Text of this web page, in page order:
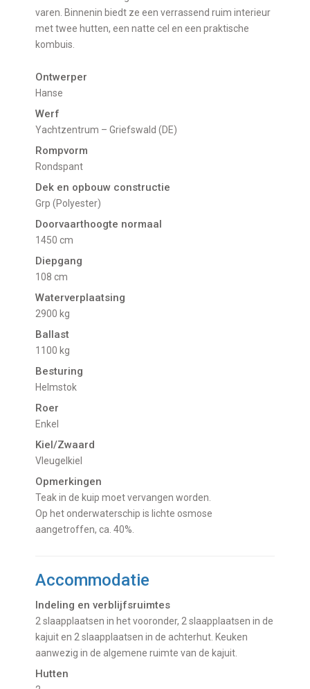
varen. Binnenin biedt ze een verrassend ruim interieur
met twee hutten, een natte cel en een praktische
kombuis.
Ontwerper
Hanse
Werf
Yachtzentrum – Griefswald (DE)
Rompvorm
Rondspant
Dek en opbouw constructie
Grp (Polyester)
Doorvaarthoogte normaal
1450 cm
Diepgang
108 cm
Waterverplaatsing
2900 kg
Ballast
1100 kg
Besturing
Helmstok
Roer
Enkel
Kiel/Zwaard
Vleugelkiel
Opmerkingen
Teak in de kuip moet vervangen worden.
Op het onderwaterschip is lichte osmose
aangetroffen, ca. 40%.
Accommodatie
Indeling en verblijfsruimtes
2 slaapplaatsen in het vooronder, 2 slaapplaatsen in de
kajuit en 2 slaapplaatsen in de achterhut. Keuken
aanwezig in de algemene ruimte van de kajuit.
Hutten